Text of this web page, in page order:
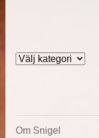
Kategorier
Om Snigel